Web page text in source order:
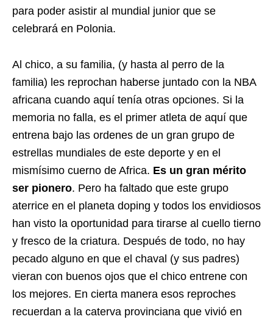
para poder asistir al mundial junior que se
celebrará en Polonia.
Al chico, a su familia, (y hasta al perro de la
familia) les reprochan haberse juntado con la NBA
africana cuando aquí tenía otras opciones. Si la
memoria no falla, es el primer atleta de aquí que
entrena bajo las ordenes de un gran grupo de
estrellas mundiales de este deporte y en el
mismísimo cuerno de Africa. Es un gran mérito
ser pionero. Pero ha faltado que este grupo
aterrice en el planeta doping y todos los envidiosos
han visto la oportunidad para tirarse al cuello tierno
y fresco de la criatura. Después de todo, no hay
pecado alguno en que el chaval (y sus padres)
vieran con buenos ojos que el chico entrene con
los mejores. En cierta manera esos reproches
recuerdan a la caterva provinciana que vivió en